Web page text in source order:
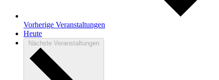
Vorherige Veranstaltungen
Heute
Nächste Veranstaltungen